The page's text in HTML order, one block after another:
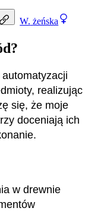
W. żeńska
realizując
się, że moje
doceniają ich
w drewnie